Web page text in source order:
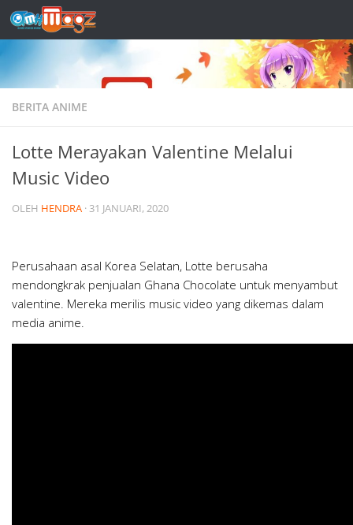
Skip to content
BERITA ANIME
Lotte Merayakan Valentine Melalui
Music Video
OLEH HENDRA · 31 JANUARI, 2020
Perusahaan asal Korea Selatan, Lotte berusaha
mendongkrak penjualan Ghana Chocolate untuk menyambut
valentine. Mereka merilis music video yang dikemas dalam
media anime.